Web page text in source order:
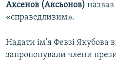
Аксенов (Аксьонов)
«справедливим».
Надати ім'я Февзі Якубова
запропонували члени